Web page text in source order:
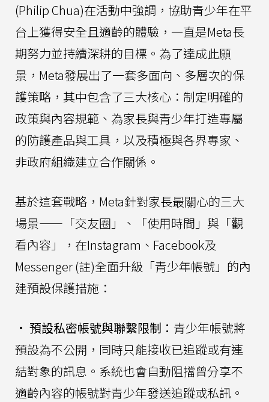
(Philip Chua)在活動中強調，協助青少年在平
台上獲得安全且適齡的體驗，一直是Meta長
期努力並持續深耕的目標。為了達成此願
景，Meta發展出了一套多面向、多層次的保
護策略，其中包含了三大核心：制定明確的
政策與內容規範、為家長與青少年打造專屬
的防護產品與工具，以及積極與各界專家、
非政府組織建立合作關係。
基於這套戰略，Meta針對家長最關心的三大
場景——「交友圈」、「使用時間」與「觀
看內容」，在Instagram、Facebook及
Messenger (註)全面升級「青少年帳號」的內
建預設保護措施：
• 預設私密帳號與聯繫限制： 青少年帳號將
預設為不公開，同時只能接收已追蹤或有連
結對象的訊息。系統也會自動阻擋曾分享不
適齡內容的帳號對青少年發送追蹤或私訊。